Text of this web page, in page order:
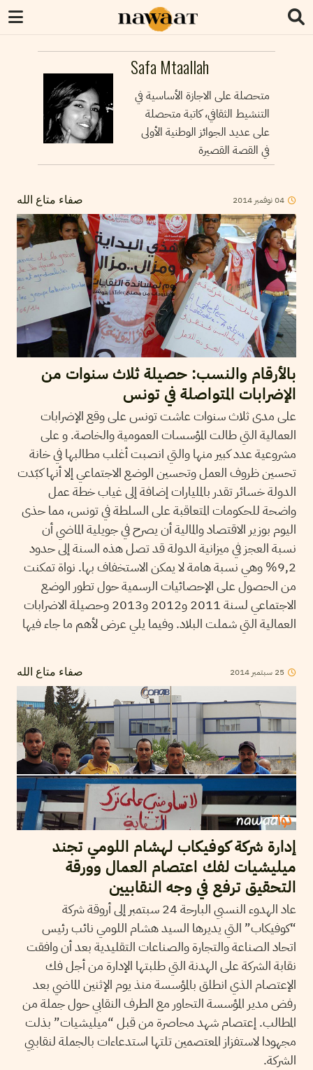
Safa Mtaallah
متحصلة على الاجازة الأساسية في
التنشيط الثقافي، كاتبة متحصلة
على عديد الجوائز الوطنية الأولى
في القصة القصيرة
صفاء متاع الله 04نوفمبر 2014
بالأرقام والنسب: حصيلة ثلاث سنوات من
الإضرابات المتواصلة في تونس
على مدى ثلاث سنوات عاشت تونس على وقع الإضرابات
العمالية التي طالت المؤسسات العمومية والخاصة. و على
مشروعية عدد كبير منها والتي انصبت أغلب مطالبها في خانة
تحسين ظروف العمل وتحسين الوضع الاجتماعي إلا أنها كبّدت
الدولة خسائر تقدر بالمليارات إضافة إلى غياب خطة عمل
واضحة للحكومات المتعاقبة على السلطة في تونس، مما حذى
اليوم بوزير الاقتصاد والمالية أن يصرح في جويلية الماضي أن
نسبة العجز في ميزانية الدولة قد تصل هذه السنة إلى حدود
9,2% وهي نسبة هامة لا يمكن الاستخفاف بها. نواة تمكنت
من الحصول على الإحصائيات الرسمية حول تطور الوضع
الاجتماعي لسنة 2011 و2012 و2013 وحصيلة الاضرابات
العمالية التي شملت البلاد. وفيما يلي عرض لأهم ما جاء فيها
صفاء متاع الله 25 سبتمبر 2014
إدارة شركة كوفيكاب لهشام اللومي تجند
ميليشيات لفك اعتصام العمال وورقة
التحقيق ترفع في وجه النقابيين
عاد الهدوء النسبي البارحة 24 سبتمبر إلى أروقة شركة
“كوفيكاب” التي يديرها السيد هشام اللومي نائب رئيس
اتحاد الصناعة والتجارة والصناعات التقليدية بعد أن وافقت
نقابة الشركة على الهدنة التي طلبتها الإدارة من أجل فك
الإعتصام الذي انطلق بالمؤسسة منذ يوم الإثنين الماضي بعد
رفض مدير المؤسسة التحاور مع الطرف النقابي حول جملة من
المطالب. إعتصام شهد محاصرة من قبل “ميليشيات” بذلت
مجهودا لاستفزاز المعتصمين تلتها استدعاءات بالجملة لنقابيي
الشركة.